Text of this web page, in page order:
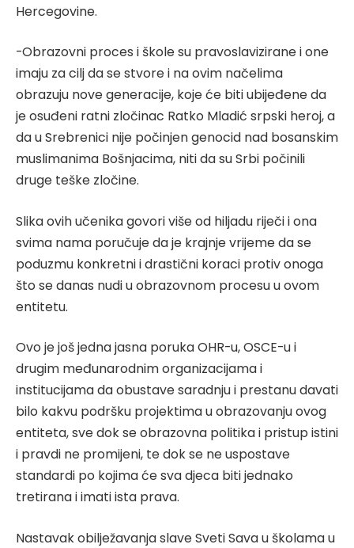
Hercegovine.
-Obrazovni proces i škole su pravoslavizirane i one
imaju za cilj da se stvore i na ovim načelima
obrazuju nove generacije, koje će biti ubijeđene da
je osuđeni ratni zločinac Ratko Mladić srpski heroj, a
da u Srebrenici nije počinjen genocid nad bosanskim
muslimanima Bošnjacima, niti da su Srbi počinili
druge teške zločine.
Slika ovih učenika govori više od hiljadu riječi i ona
svima nama poručuje da je krajnje vrijeme da se
poduzmu konkretni i drastični koraci protiv onoga
što se danas nudi u obrazovnom procesu u ovom
entitetu.
Ovo je još jedna jasna poruka OHR-u, OSCE-u i
drugim međunarodnim organizacijama i
institucijama da obustave saradnju i prestanu davati
bilo kakvu podršku projektima u obrazovanju ovog
entiteta, sve dok se obrazovna politika i pristup istini
i pravdi ne promijeni, te dok se ne uspostave
standardi po kojima će sva djeca biti jednako
tretirana i imati ista prava.
Nastavak obilježavanja slave Sveti Sava u školama u